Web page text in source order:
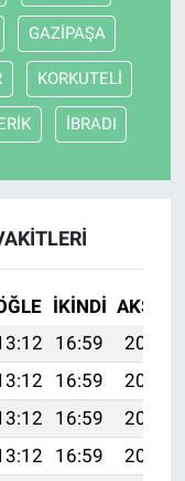
GAZİPAŞA
KORKUTELİ
İBRADI
İKINDI AKŞAM
16:59
20:19
16:59
20:18
16:59
20:18
16:59
20:17